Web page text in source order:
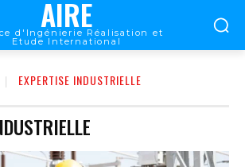
AIRE
d'Ingénierie Réalisation et
Etude International
EXPERTISE INDUSTRIELLE